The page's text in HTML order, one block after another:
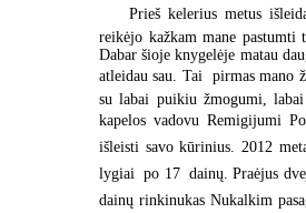
Prieš kelerius metus
reikėjo kažkam mane pastumti
Dabar šioje knygelėje matau
atleidau sau. Tai  pirmas
su labai puikiu žmogumi,
kapelos vadovu Remigijumi
išleisti savo kūrinius. 2012
lygiai  po 17  dainų. Praėjus
dainų rinkinukas Nukalkim